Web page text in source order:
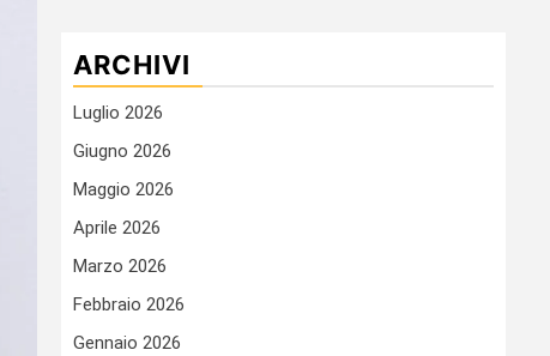
ARCHIVI
Luglio 2026
Giugno 2026
Maggio 2026
Aprile 2026
Marzo 2026
Febbraio 2026
Gennaio 2026